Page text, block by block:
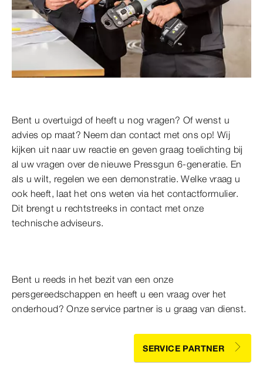
Bent u overtuigd of heeft u nog vragen? Of wenst u
advies op maat? Neem dan contact met ons op! Wij
kijken uit naar uw reactie en geven graag toelichting bij
al uw vragen over de nieuwe Pressgun 6-generatie. En
als u wilt, regelen we een demonstratie. Welke vraag u
ook heeft, laat het ons weten via het contactformulier.
Dit brengt u rechtstreeks in contact met onze
technische adviseurs.
Bent u reeds in het bezit van een onze
persgereedschappen en heeft u een vraag over het
onderhoud? Onze service partner is u graag van dienst.
SERVICE PARTNER